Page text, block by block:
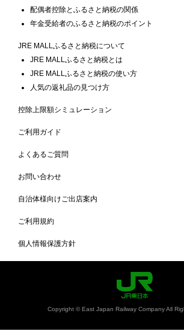
配偶者控除とふるさと納税の関係
年金受給者のふるさと納税のポイント
JRE MALLふるさと納税について
JRE MALLふるさと納税とは
JRE MALLふるさと納税の使い方
人気の返礼品の見つけ方
控除上限額シミュレーション
ご利用ガイド
よくあるご質問
お問い合わせ
自治体様向けご出店案内
ご利用規約
個人情報保護方針
Copyright © East Japan Railway Company All